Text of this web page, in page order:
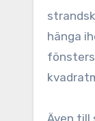
hänga
Även till